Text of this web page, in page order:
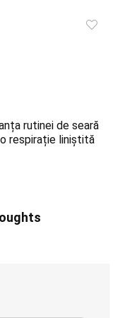
rutinei de seară
respirație liniștită